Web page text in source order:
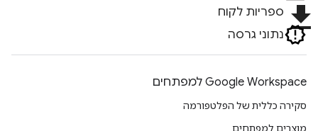
file_download ספריות לקוח
נתוני גרסה
Google Workspace למפתחים
סקירה כללית של הפלטפורמה
מוצרים למפתחים